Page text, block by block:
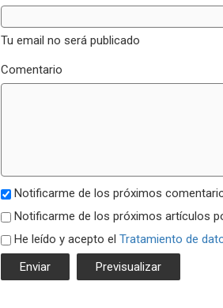
Tu email no será publicado
Comentario
Notificarme de los próximos
Notificarme de los próximos artículos
He leído y acepto el Tratamiento de